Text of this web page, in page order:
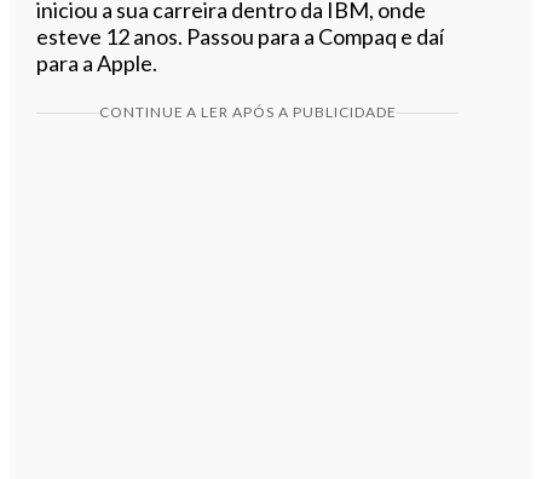
iniciou a sua carreira dentro da IBM, onde
esteve 12 anos. Passou para a Compaq e daí
para a Apple.
CONTINUE A LER APÓS A PUBLICIDADE